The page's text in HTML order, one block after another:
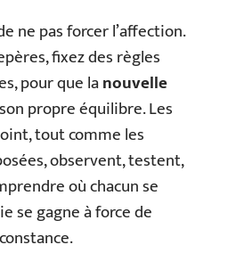
ne pas forcer l’affection.
fixez des règles
pour que lanouvelle
propre équilibre. Les
tout comme les
observent, testent,
où chacun se
se gagne à force de